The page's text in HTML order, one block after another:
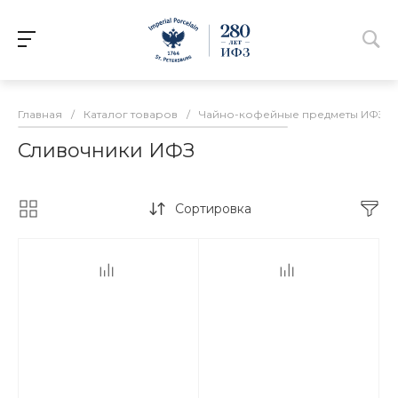
Главная / Каталог товаров / Чайно-кофейные предметы ИФЗ
Сливочники ИФЗ
Сортировка